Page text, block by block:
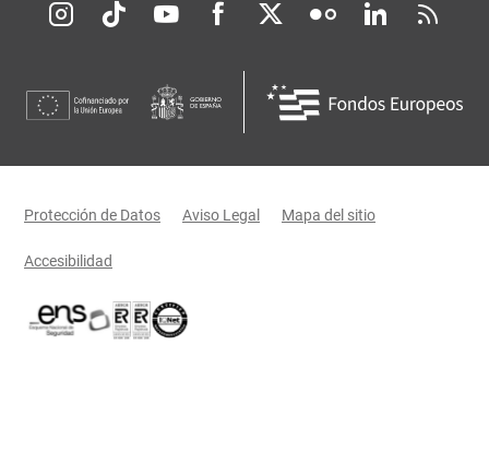
Redes sociales JCCM
Menú legal
Protección de Datos Aviso Legal Mapa del sitio
Accesibilidad